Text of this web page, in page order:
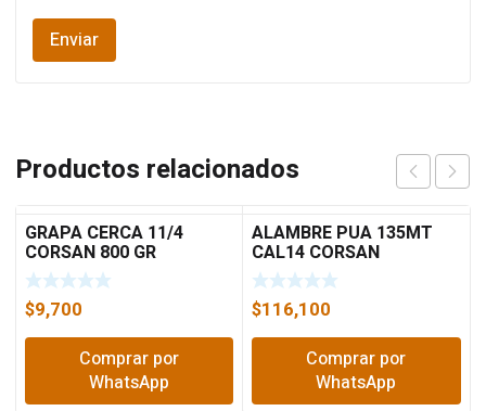
Productos relacionados
GRAPA CERCA 11/4
CORSAN 800 GR
$9,700
Comprar por
WhatsApp
ALAMBRE PUA 135MT
CAL14 CORSAN
$116,100
Comprar por
WhatsApp